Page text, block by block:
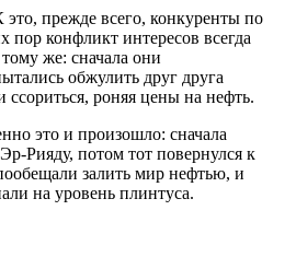
прежде всего, конкуренты по
пор конфликт интересов всегда
же: сначала они
обжулить друг друга
ссориться, роняя цены на нефть.
это и произошло: сначала
Рияду, потом тот повернулся к
залить мир нефтью, и
на уровень плинтуса.